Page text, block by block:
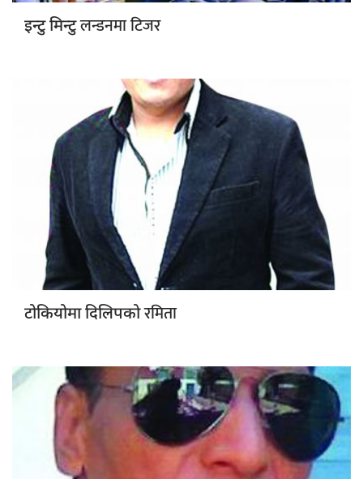
इन्टु मिन्टुलन्डनमा टिजर
टोकियोमा दिलिपकोरमिता